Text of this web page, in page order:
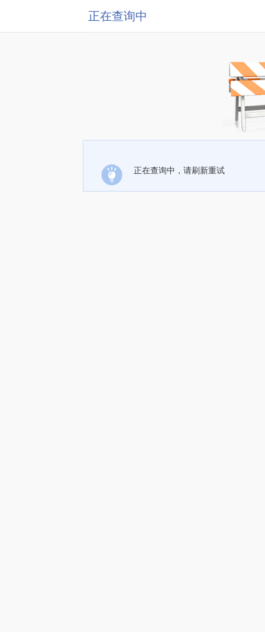
正在查询中
正在查询中，请刷新重试